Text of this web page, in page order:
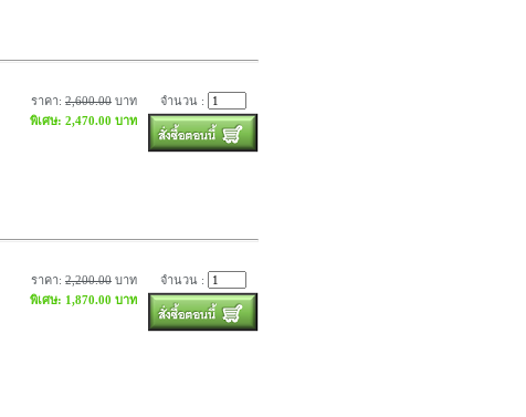
ราคา: 2,600.00 บาท
พิเศษ: 2,470.00 บาท
จำนวน :
ราคา: 2,200.00 บาท
พิเศษ: 1,870.00 บาท
จำนวน :